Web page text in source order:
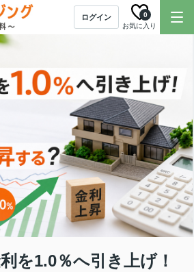
ログイン
お気に入り
0
を1.0％へ引き上げ！